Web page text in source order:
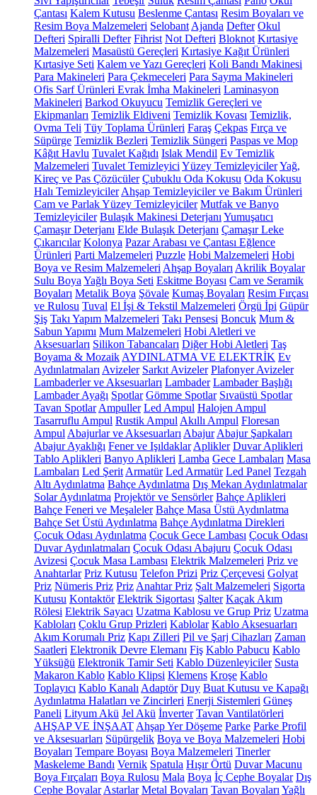
Çantası Kalem Kutusu Beslenme Çantası Resim Boyaları ve
Resim Boya Malzemeleri Selobant Ajanda Defter Okul
Defteri Spiralli Defter Fihrist Not Defteri Bloknot Kırtasiye
Malzemeleri Masaüstü Gereçleri Kırtasiye Kağıt Ürünleri
Kırtasiye Seti Kalem ve Yazı Gereçleri Koli Bandı Makinesi
Para Makineleri Para Çekmeceleri Para Sayma Makineleri
Ofis Sarf Ürünleri Evrak İmha Makineleri Laminasyon
Makineleri Barkod Okuyucu Temizlik Gereçleri ve
Ekipmanları Temizlik Eldiveni Temizlik Kovası Temizlik,
Ovma Teli Tüy Toplama Ürünleri Faraş Çekpas Fırça ve
Süpürge Temizlik Bezleri Temizlik Süngeri Paspas ve Mop
Kâğıt Havlu Tuvalet Kağıdı Islak Mendil Ev Temizlik
Malzemeleri Tuvalet Temizleyici Yüzey TemizleyicilerYağ,
Kireç ve Pas Çözücüler Çubuklu Oda Kokusu Oda Kokusu
Halı Temizleyiciler Ahşap Temizleyiciler ve Bakım Ürünleri
Cam ve Parlak Yüzey Temizleyiciler Mutfak ve Banyo
Temizleyiciler Bulaşık Makinesi Deterjanı Yumuşatıcı
Çamaşır Deterjanı Elde Bulaşık Deterjanı Çamaşır Leke
Çıkarıcılar Kolonya Pazar Arabası ve Çantası Eğlence
Ürünleri Parti Malzemeleri Puzzle Hobi Malzemeleri Hobi
Boya ve Resim Malzemeleri Ahşap Boyaları Akrilik Boyalar
Sulu Boya Yağlı Boya Seti Eskitme Boyası Cam ve Seramik
Boyaları Metalik Boya Şövale Kumaş Boyaları Resim Fırçası
ve Rulosu Tuval El İşi & Tekstil Malzemeleri Örgü İpi Güpür
Şiş Takı Yapım Malzemeleri Takı Pensesi Boncuk Mum &
Sabun Yapımı Mum Malzemeleri Hobi Aletleri ve
Aksesuarları Silikon Tabancaları Diğer Hobi Aletleri Taş
Boyama & Mozaik AYDINLATMA VE ELEKTRİK Ev
Aydınlatmaları Avizeler Sarkıt Avizeler Plafonyer Avizeler
Lambaderler ve Aksesuarları Lambader Lambader Başlığı
Lambader Ayağı Spotlar Gömme Spotlar Sıvaüstü Spotlar
Tavan Spotlar Ampuller Led Ampul Halojen Ampul
Tasarruflu Ampul Rustik Ampul Akıllı Ampul Floresan
Ampul Abajurlar ve Aksesuarları Abajur Abajur Şapkaları
Abajur Ayaklığı Fener ve Işıldaklar Aplikler Duvar Aplikleri
Tablo Aplikleri Banyo Aplikleri Lamba Gece Lambaları Masa
Lambaları Led Şerit Armatür Led Armatür Led Panel Tezgah
Altı Aydınlatma Bahçe Aydınlatma Dış Mekan Aydınlatmalar
Solar Aydınlatma Projektör ve Sensörler Bahçe Aplikleri
Bahçe Feneri ve Meşaleler Bahçe Masa Üstü Aydınlatma
Bahçe Set Üstü Aydınlatma Bahçe Aydınlatma Direkleri
Çocuk Odası Aydınlatma Çocuk Gece Lambası Çocuk Odası
Duvar Aydınlatmaları Çocuk Odası Abajuru Çocuk Odası
Avizesi Çocuk Masa Lambası Elektrik Malzemeleri Priz ve
Anahtarlar Priz Kutusu Telefon Prizi Priz Çerçevesi Golyat
Priz Nümeris Priz Priz Anahtar Priz Şalt Malzemeleri Sigorta
Kutusu Kontaktör Elektrik Sigortası Şalter Kaçak Akım
Rölesi Elektrik Sayacı Uzatma Kablosu ve Grup Priz Uzatma
Kabloları Çoklu Grup Prizleri Kablolar Kablo Aksesuarları
Akım Korumalı Priz Kapı Zilleri Pil ve Şarj Cihazları Zaman
Saatleri Elektronik Devre Elemanı Fiş Kablo Pabucu Kablo
Yüksüğü Elektronik Tamir Seti Kablo Düzenleyiciler Susta
Makaron Kablo Kablo Klipsi Klemens Kroşe Kablo
Toplayıcı Kablo Kanalı Adaptör Duy Buat Kutusu ve Kapağı
Aydınlatma Halatları ve Zincirleri Enerji Sistemleri Güneş
Paneli Lityum Akü Jel Akü İnverter Tavan Vantilatörleri
AHŞAP VE İNŞAAT Ahşap Yer Döşeme Parke Parke Profil
ve Aksesuarları Süpürgelik Boya ve Boya Malzemeleri Hobi
Boyaları Tempare Boyası Boya Malzemeleri Tinerler
Maskeleme Bandı Vernik Spatula Hışır Örtü Duvar Macunu
Boya Fırçaları Boya Rulosu Mala Boya İç Cephe Boyalar Dış
Cephe Boyalar Astarlar Metal Boyaları Tavan Boyaları Yağlı